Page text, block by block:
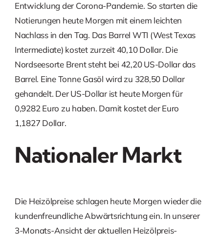
Entwicklung der Corona-Pandemie. So starten die
Notierungen heute Morgen mit einem leichten
Nachlass in den Tag. Das Barrel WTI (West Texas
Intermediate) kostet zurzeit 40,10 Dollar. Die
Nordseesorte Brent steht bei 42,20 US-Dollar das
Barrel. Eine Tonne Gasöl wird zu 328,50 Dollar
gehandelt. Der US-Dollar ist heute Morgen für
0,9282 Euro zu haben. Damit kostet der Euro
1,1827 Dollar.
Nationaler Markt
Die Heizölpreise schlagen heute Morgen wieder die
kundenfreundliche Abwärtsrichtung ein. In unserer
3-Monats-Ansicht der aktuellen Heizölpreis-